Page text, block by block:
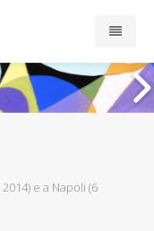
e a Napoli (6